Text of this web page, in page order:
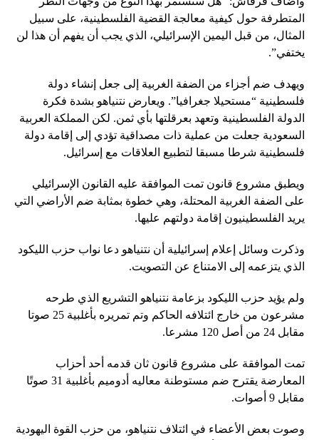
المتطرفة حول كيفية معالجة القضية الفلسطينية، على سبيل
المثال، من قبل اليمين الإسرائيلي، الذي يجب أن يفهم أن هذا لن
يختفي”.
ويهدف ضم أجزاء من الضفة الغربية إلى جعل إنشاء دولة
فلسطينية “مستحيلا جغرافيا”. ويعارض نتنياهو بشدة فكرة
الدولة الفلسطينية وتعهد بعرقلتها بأي ثمن. لكن المملكة العربية
السعودية جعلت من عملية ذات مصداقية تؤدي إلى إقامة دولة
فلسطينية شرطا مسبقا لتطبيع العلاقات مع إسرائيل.
ويطبق مشروع قانون تمت الموافقة عليه القانون الإسرائيلي
على الضفة الغربية المحتلة، وهي خطوة بمثابة ضم الأراضي التي
يريد الفلسطينيون إقامة دولتهم عليها.
وذكرت وسائل إعلام إسرائيلية أن نتنياهو دعا نواب حزب الليكود
الذي يتزعمه إلى الامتناع عن التصويت.
ولم يؤيد حزب الليكود بزعامة نتنياهو التشريع الذي طرحه
مشرعون من خارج ائتلافه الحاكم وتم تمريره بأغلبية 25 صوتا
مقابل 24 من أصل 120 مشرعا.
تمت الموافقة على مشروع قانون ثان قدمه أحد أحزاب
المعارضة يقترح ضم مستوطنة معاليه أدوميم بأغلبية 31 صوتًا
مقابل 9 أصوات.
وصوت بعض الأعضاء في ائتلاف نتنياهو، من حزب القوة اليهودية